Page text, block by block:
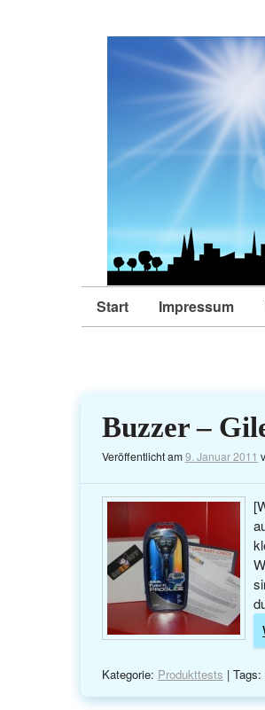
Start Impressum
Buzzer –
Veröffentlicht am9. Januar 2011
Kategorie: Produkttests | Tags: